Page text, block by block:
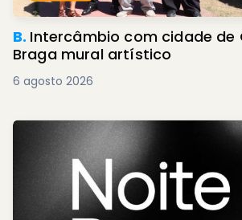
B. Intercâmbio com cidade de Cali
Braga mural artístico
6 agosto 2026